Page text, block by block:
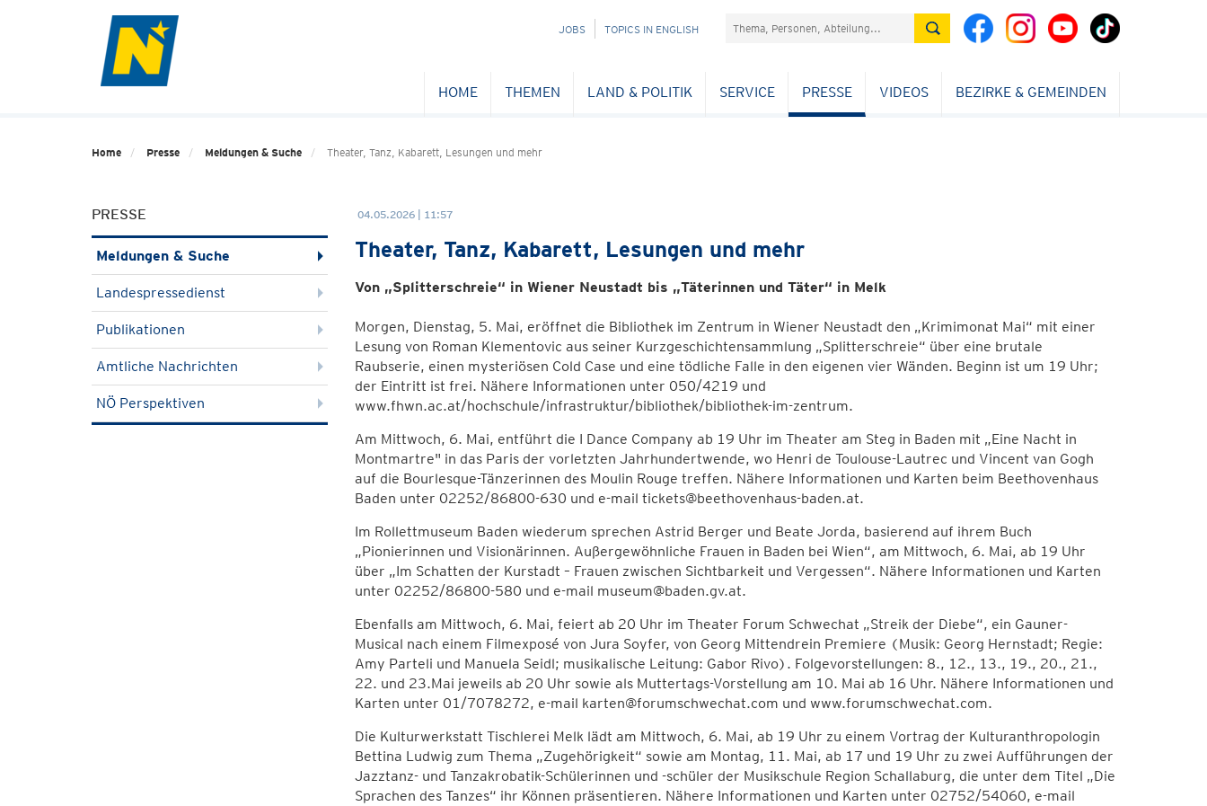
NAVIGATION
JOBS TOPICS IN ENGLISH Suchefeld
HOME THEMEN LAND & POLITIK SERVICE PRESSE VIDEOS BEZIRKE & GEMEINDEN
Home Presse Meldungen & Suche Theater, Tanz, Kabarett, Lesungen und mehr
PRESSE
Meldungen & Suche
Landespressedienst
Publikationen
Amtliche Nachrichten
NÖ Perspektiven
04.05.2026 | 11:57
Theater, Tanz, Kabarett, Lesungen und mehr
Von „Splitterschreie“ in Wiener Neustadt bis „Täterinnen und Täter“ in Melk
Morgen, Dienstag, 5. Mai, eröffnet die Bibliothek im Zentrum in Wiener Neustadt den „Krimimonat Mai“ mit einer
Lesung von Roman Klementovic aus seiner Kurzgeschichtensammlung „Splitterschreie“ über eine brutale
Raubserie, einen mysteriösen Cold Case und eine tödliche Falle in den eigenen vier Wänden. Beginn ist um 19 Uhr;
der Eintritt ist frei. Nähere Informationen unter 050/4219 und
www.fhwn.ac.at/hochschule/infrastruktur/bibliothek/bibliothek-im-zentrum.
Am Mittwoch, 6. Mai, entführt die I Dance Company ab 19 Uhr im Theater am Steg in Baden mit „Eine Nacht in
Montmartre" in das Paris der vorletzten Jahrhundertwende, wo Henri de Toulouse-Lautrec und Vincent van Gogh
auf die Bourlesque-Tänzerinnen des Moulin Rouge treffen. Nähere Informationen und Karten beim Beethovenhaus
Baden unter 02252/86800-630 und e-mail tickets@beethovenhaus-baden.at.
Im Rollettmuseum Baden wiederum sprechen Astrid Berger und Beate Jorda, basierend auf ihrem Buch
„Pionierinnen und Visionärinnen. Außergewöhnliche Frauen in Baden bei Wien“, am Mittwoch, 6. Mai, ab 19 Uhr
über „Im Schatten der Kurstadt – Frauen zwischen Sichtbarkeit und Vergessen“. Nähere Informationen und Karten
unter 02252/86800-580 und e-mail museum@baden.gv.at.
Ebenfalls am Mittwoch, 6. Mai, feiert ab 20 Uhr im Theater Forum Schwechat „Streik der Diebe“, ein Gauner-
Musical nach einem Filmexposé von Jura Soyfer, von Georg Mittendrein Premiere (Musik: Georg Hernstadt; Regie:
Amy Parteli und Manuela Seidl; musikalische Leitung: Gabor Rivo). Folgevorstellungen: 8., 12., 13., 19., 20., 21.,
22. und 23.Mai jeweils ab 20 Uhr sowie als Muttertags-Vorstellung am 10. Mai ab 16 Uhr. Nähere Informationen und
Karten unter 01/7078272, e-mail karten@forumschwechat.com und www.forumschwechat.com.
Die Kulturwerkstatt Tischlerei Melk lädt am Mittwoch, 6. Mai, ab 19 Uhr zu einem Vortrag der Kulturanthropologin
Bettina Ludwig zum Thema „Zugehörigkeit“ sowie am Montag, 11. Mai, ab 17 und 19 Uhr zu zwei Aufführungen der
Jazztanz- und Tanzakrobatik-Schülerinnen und -schüler der Musikschule Region Schallaburg, die unter dem Titel „Die
Sprachen des Tanzes“ ihr Können präsentieren. Nähere Informationen und Karten unter 02752/54060, e-mail